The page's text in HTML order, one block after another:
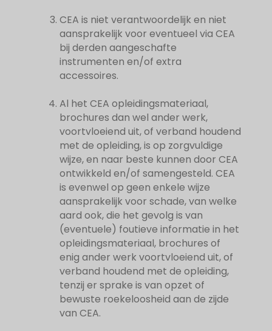
CEA is niet verantwoordelijk en niet
aansprakelijk voor eventueel via CEA
bij derden aangeschafte
instrumenten en/of extra
accessoires.
Al het CEA opleidingsmateriaal,
brochures dan wel ander werk,
voortvloeiend uit, of verband houdend
met de opleiding, is op zorgvuldige
wijze, en naar beste kunnen door CEA
ontwikkeld en/of samengesteld. CEA
is evenwel op geen enkele wijze
aansprakelijk voor schade, van welke
aard ook, die het gevolg is van
(eventuele) foutieve informatie in het
opleidingsmateriaal, brochures of
enig ander werk voortvloeiend uit, of
verband houdend met de opleiding,
tenzij er sprake is van opzet of
bewuste roekeloosheid aan de zijde
van CEA.